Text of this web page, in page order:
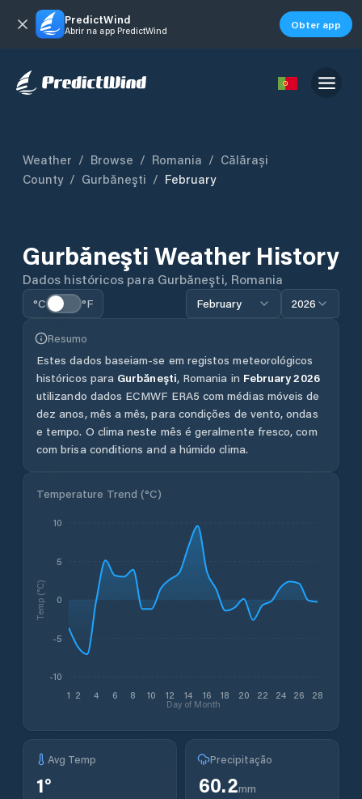
PredictWind
Abrir na app PredictWind Obter app
Weather / Browse / Romania / Călărași
County / Gurbăneşti / February
Gurbăneşti Weather History
Dados históricos para Gurbăneşti, Romania
°C °F February 2026
Resumo
Estes dados baseiam-se em registos meteorológicos
históricos para Gurbăneşti, Romania in February2026
utilizando dados ECMWF ERA5 com médias móveis de
dez anos, mês a mês, para condições de vento, ondas
e tempo. O clima neste mês é geralmente fresco, com
com brisa conditions and a húmido clima.
Temperature Trend (°C)
1 2 4 6 8 10 12 14 16 18 20 22 24 26 28
Day of Month
-10
-5
0
5
10
Temp (°C)
Avg Temp
1°
Precipitação
60.2mm